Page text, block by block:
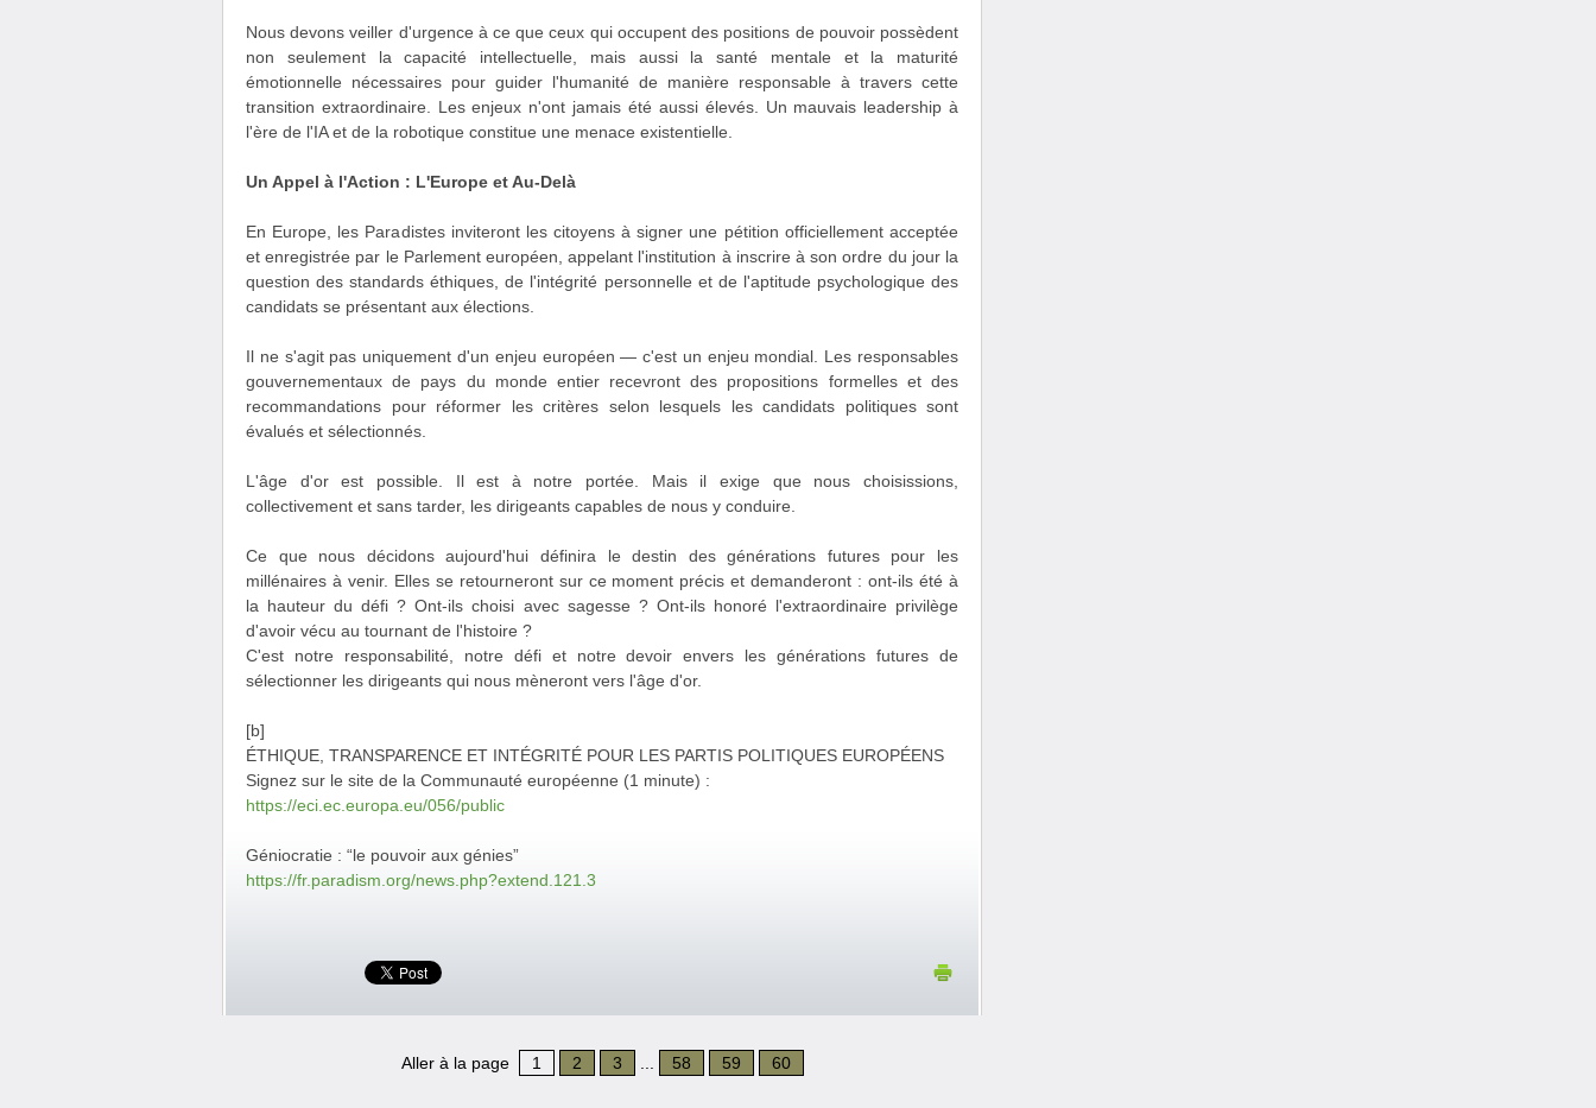
Nous devons veiller d'urgence à ce que ceux qui occupent des positions de pouvoir possèdent
non seulement la capacité intellectuelle, mais aussi la santé mentale et la maturité
émotionnelle nécessaires pour guider l'humanité de manière responsable à travers cette
transition extraordinaire. Les enjeux n'ont jamais été aussi élevés. Un mauvais leadership à
l'ère de l'IA et de la robotique constitue une menace existentielle.
Un Appel à l'Action : L'Europe et Au-Delà
En Europe, les Paradistes inviteront les citoyens à signer une pétition officiellement acceptée
et enregistrée par le Parlement européen, appelant l'institution à inscrire à son ordre du jour la
question des standards éthiques, de l'intégrité personnelle et de l'aptitude psychologique des
candidats se présentant aux élections.
Il ne s'agit pas uniquement d'un enjeu européen — c'est un enjeu mondial. Les responsables
gouvernementaux de pays du monde entier recevront des propositions formelles et des
recommandations pour réformer les critères selon lesquels les candidats politiques sont
évalués et sélectionnés.
L'âge d'or est possible. Il est à notre portée. Mais il exige que nous choisissions,
collectivement et sans tarder, les dirigeants capables de nous y conduire.
Ce que nous décidons aujourd'hui définira le destin des générations futures pour les
millénaires à venir. Elles se retourneront sur ce moment précis et demanderont : ont-ils été à
la hauteur du défi ? Ont-ils choisi avec sagesse ? Ont-ils honoré l'extraordinaire privilège
d'avoir vécu au tournant de l'histoire ?
C'est notre responsabilité, notre défi et notre devoir envers les générations futures de
sélectionner les dirigeants qui nous mèneront vers l'âge d'or.
[b]
ÉTHIQUE, TRANSPARENCE ET INTÉGRITÉ POUR LES PARTIS POLITIQUES EUROPÉENS
Signez sur le site de la Communauté européenne (1 minute) :
https://eci.ec.europa.eu/056/public
Géniocratie : “le pouvoir aux génies”
https://fr.paradism.org/news.php?extend.121.3
Aller à la page 1 2 3 58 59 60